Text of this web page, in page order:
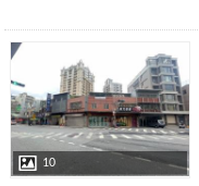
店長推薦
10